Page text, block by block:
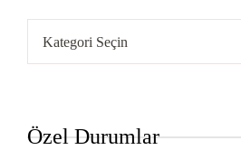
Kategorileri
Özel Durumlar